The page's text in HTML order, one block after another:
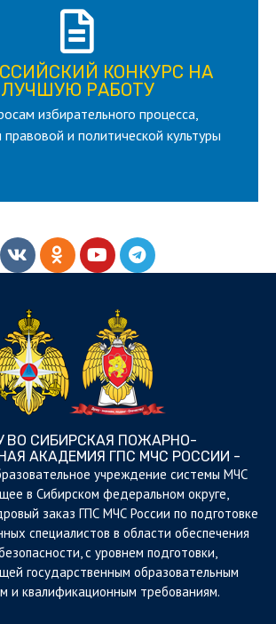
КОНКУРС НА
ЛУЧШУЮ РАБОТУ
избирательного процесса,
и политической культуры
КОНКУРС НА
ЛУЧШУЮ РАБОТУ
старше 18 и моложе 35 лет
ПОДРОБНЕЕ
ВО СИБИРСКАЯ ПОЖАРНО-
АКАДЕМИЯ ГПС МЧС РОССИИ -
учреждение системы МЧС
в Сибирском федеральном округе,
заказ ГПС МЧС России по подготовке
специалистов в области обеспечения
с уровнем подготовки,
государственным образовательным
и квалификационным требованиям.